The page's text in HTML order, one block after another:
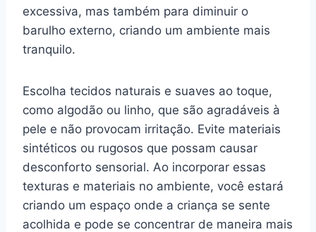
excessiva, mas também para diminuir o
barulho externo, criando um ambiente mais
tranquilo.
Escolha tecidos naturais e suaves ao toque,
como algodão ou linho, que são agradáveis à
pele e não provocam irritação. Evite materiais
sintéticos ou rugosos que possam causar
desconforto sensorial. Ao incorporar essas
texturas e materiais no ambiente, você estará
criando um espaço onde a criança se sente
acolhida e pode se concentrar de maneira mais